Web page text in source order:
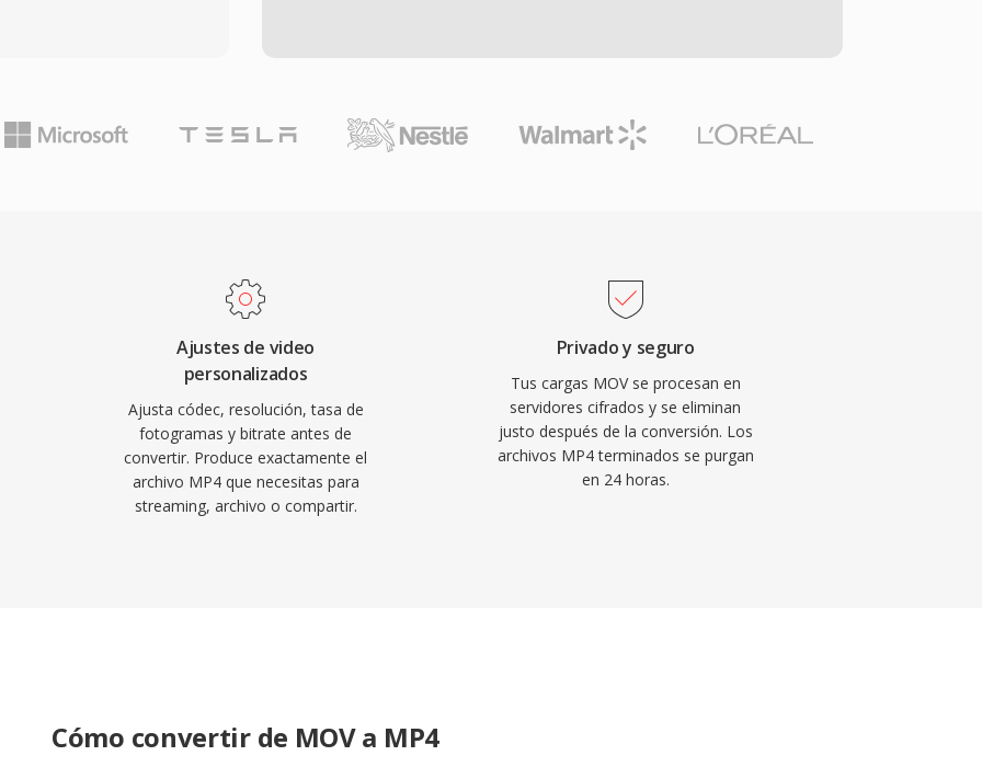
de Apple y
indicaciones de
adaptativo,
para plataformas
digitales y
El vídeo HTML5
como la base
eficiente sobrecarga de
de compresión de
la distribución de
Ajustes de video
personalizados
Ajusta códec, resolución, tasa de
fotogramas y bitrate antes de
convertir. Produce exactamente el
archivo MP4 que necesitas para
streaming, archivo o compartir.
Privado y seguro
Tus cargas MOV se procesan en
servidores cifrados y se eliminan
justo después de la conversión. Los
archivos MP4 terminados se purgan
en 24 horas.
Cómo convertir de MOV a MP4